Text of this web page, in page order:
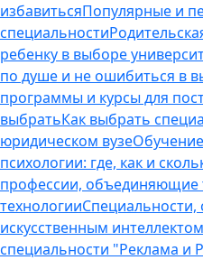
избавитьсяПопулярные и
специальности
ребенку в выборе
по душе и не ошибиться в
программы и курсы для
выбратьКак выбрать
юридическом вузе
психологии: где, как и
профессии, объединяющие
технологииСпециальности,
искусственным
специальности "Реклама и